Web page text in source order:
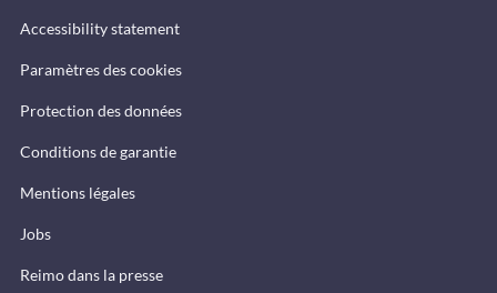
Accessibility statement
Paramètres des cookies
Protection des données
Conditions de garantie
Mentions légales
Jobs
Reimo dans la presse